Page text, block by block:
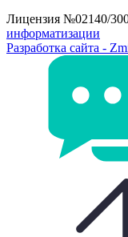
Лицензия №02140/
информатизации
Разработка сайта -